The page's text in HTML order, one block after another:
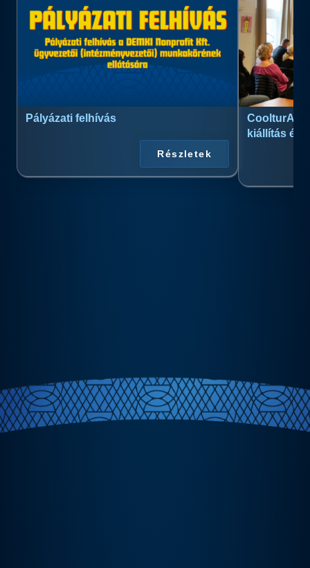
Pályázati felhívás
Részletek
kiállítás és